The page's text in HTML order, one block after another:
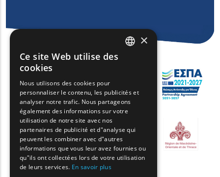
FRENCH
BULGARIAN
GERMAN
ROMANIAN
TURKISH
×
Ce site Web utilise des
cookies
Nous utilisons des cookies pour
personnaliser le contenu, les publicités et
analyser notre trafic. Nous partageons
également des informations sur votre
utilisation de notre site avec nos
partenaires de publicité et d"analyse qui
peuvent les combiner avec d"autres
informations que vous leur avez fournies ou
qu"ils ont collectées lors de votre utilisation
de leurs services. En savoir plus